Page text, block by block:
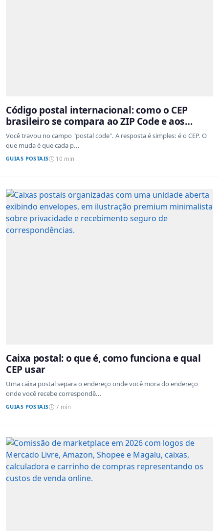
Código postal internacional: como o CEP
brasileiro se compara ao ZIP Code e aos
sistemas de outros países
Você travou no campo "postal code". A resposta é simples: é o CEP. O
que muda é que cada p...
GUIAS POSTAIS 10 min
Caixa postal: o que é, como funciona e qual
CEP usar
Uma caixa postal separa o endereço onde você mora do endereço
onde você recebe correspondê...
GUIAS POSTAIS 7 min